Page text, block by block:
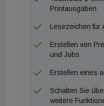
Damit waren wir für
positioniert und so
aufgrund von
Raninger, CEO der
Jahresbilanz
Printausgaben
Lesezeichen für
Erstellen von
und Jobs
Erstellen eines
Schalten Sie
weitere